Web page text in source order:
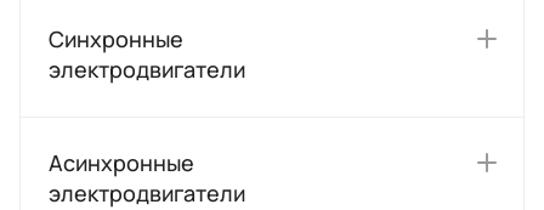
Синхронные
электродвигатели
Асинхронные
электродвигатели